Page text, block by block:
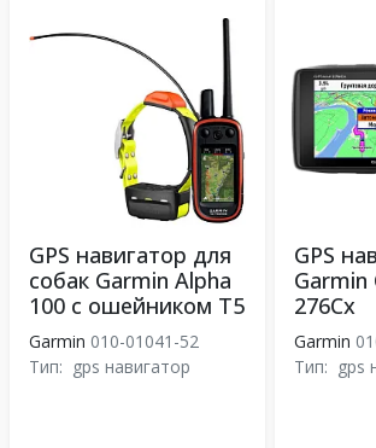
GPS навигатор для
собак Garmin Alpha
100 с ошейником T5
Garmin 010-01041-52
Тип: gps навигатор
GPS
Garmin
276Cx
Garmin
Тип: gps